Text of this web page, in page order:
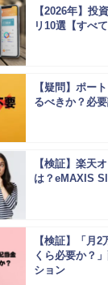
【2026年】投
リ10選【すべて
【疑問】ポー
るべきか？必
【検証】楽天
は？eMAXIS
【検証】「月
くら必要か？
ション